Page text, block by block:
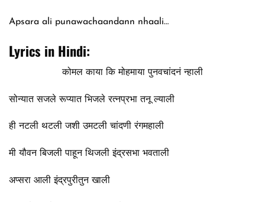
Apsara ali punawachaandann nhaali…
Lyrics in Hindi:
कोमल काया कि मोहमाया पुनवचांदनं न्हाली
सोन्यात सजले रूप्यात भिजले रत्‍नप्रभा तनू ल्याली
ही नटली थटली जशी उमटली चांदणी रंगमहाली
मी यौवन बिजली पाहून थिजली इंद्रसभा भवताली
अप्सरा आली इंद्रपुरीतुन खाली